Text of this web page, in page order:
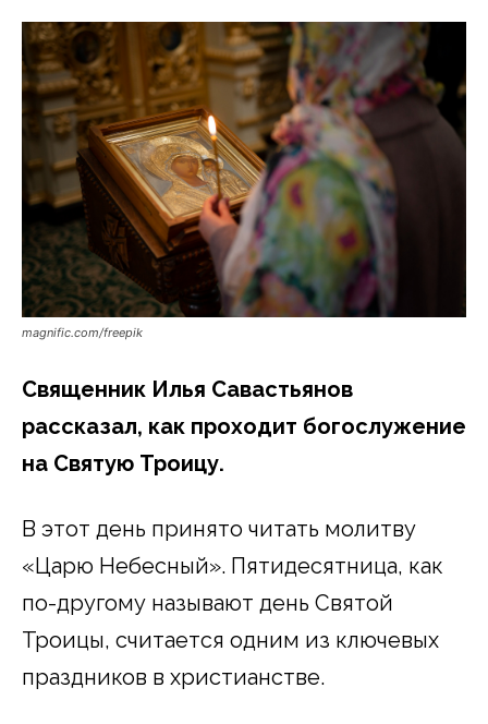
magnific.com/freepik
Священник Илья Савастьянов
рассказал, как проходит богослужение
на Святую Троицу.
В этот день принято читать молитву
«Царю Небесный». Пятидесятница, как
по-другому называют день Святой
Троицы, считается одним из ключевых
праздников в христианстве.